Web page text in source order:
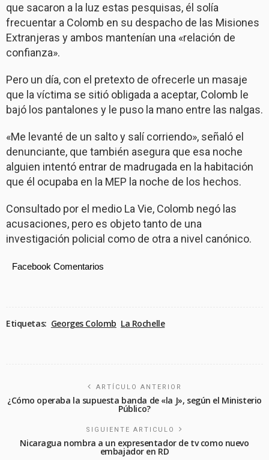
que sacaron a la luz estas pesquisas, él solía
frecuentar a Colomb en su despacho de las Misiones
Extranjeras y ambos mantenían una «relación de
confianza».
Pero un día, con el pretexto de ofrecerle un masaje
que la víctima se sitió obligada a aceptar, Colomb le
bajó los pantalones y le puso la mano entre las nalgas.
«Me levanté de un salto y salí corriendo», señaló el
denunciante, que también asegura que esa noche
alguien intentó entrar de madrugada en la habitación
que él ocupaba en la MEP la noche de los hechos.
Consultado por el medio La Vie, Colomb negó las
acusaciones, pero es objeto tanto de una
investigación policial como de otra a nivel canónico.
Facebook Comentarios
Etiquetas: Georges Colomb La Rochelle
ARTÍCULO ANTERIOR
¿Cómo operaba la supuesta banda de «la J», según el Ministerio
Público?
SIGUIENTE ARTICULO
Nicaragua nombra a un expresentador de tv como nuevo
embajador en RD